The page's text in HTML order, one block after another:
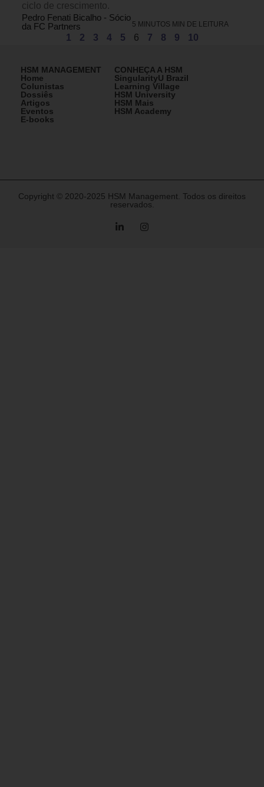
ciclo de crescimento.
Pedro Fenati Bicalho - Sócio
da FC Partners
5 MINUTOS MIN DE LEITURA
1 2 3 4 5 6 7 8 9 10
HSM MANAGEMENT
Home
Colunistas
Dossiês
Artigos
Eventos
E-books
CONHEÇA A HSM
SingularityU Brazil
Learning Village
HSM University
HSM Mais
HSM Academy
Copyright © 2020-2025 HSM Management. Todos os direitos
reservados.